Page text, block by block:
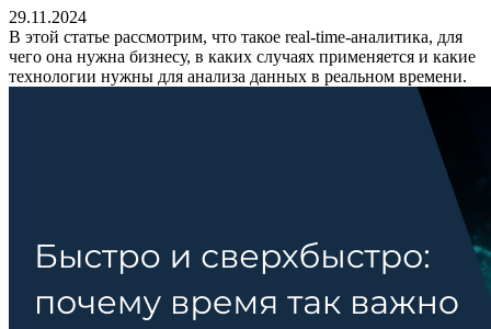
29.11.2024
В этой статье рассмотрим, что такое real-time-аналитика, для
чего она нужна бизнесу, в каких случаях применяется и какие
технологии нужны для анализа данных в реальном времени.